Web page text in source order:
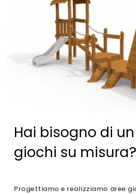
Hai bisogno di
giochi su misura?
Progettiamo e realizziamo aree